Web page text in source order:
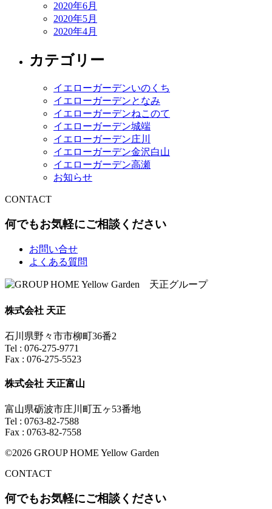
2020年6月
2020年5月
2020年4月
カテゴリー
イエローガーデンいのくち
イエローガーデンとなみ
イエローガーデンねこのて
イエローガーデン城端
イエローガーデン庄川
イエローガーデン金沢白山
イエローガーデン高瀬
お知らせ
CONTACT
何でもお気軽にご相談ください
お問い合せ
よくある質問
株式会社 天正
石川県野々市市柳町36番2
Tel : 076-275-9771
Fax : 076-275-5523
株式会社 天正富山
富山県砺波市庄川町五ヶ53番地
Tel : 0763-82-7588
Fax : 0763-82-7558
©2026 GROUP HOME Yellow Garden
CONTACT
何でもお気軽にご相談ください